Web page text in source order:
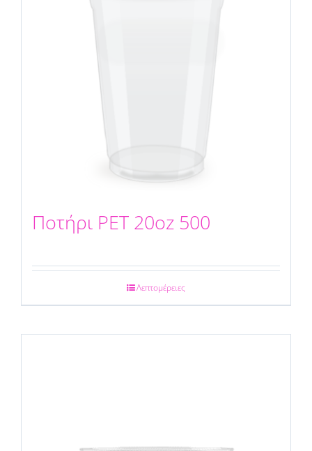
Ποτήρι PET 20oz 500
Λεπτομέρειες